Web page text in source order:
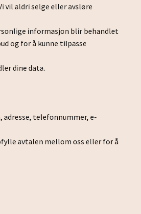
vil aldri selge eller avsløre
informasjon blir behandlet
og for å kunne tilpasse
dine data.
telefonnummer, e-
avtalen mellom oss eller for å